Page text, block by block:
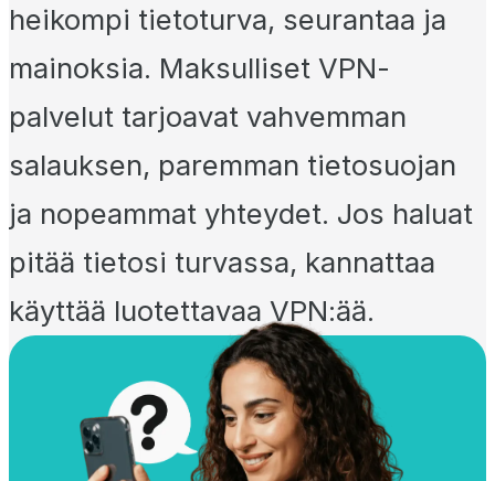
heikompi tietoturva, seurantaa ja
mainoksia. Maksulliset VPN-
palvelut tarjoavat vahvemman
salauksen, paremman tietosuojan
ja nopeammat yhteydet. Jos haluat
pitää tietosi turvassa, kannattaa
käyttää luotettavaa VPN:ää.